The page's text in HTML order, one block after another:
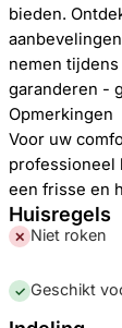
bieden.
nemen
garanderen -
Opmerkingen
Voor uw
professioneel
een frisse en
Huisregels
✕ Niet roken
✓ Geschikt